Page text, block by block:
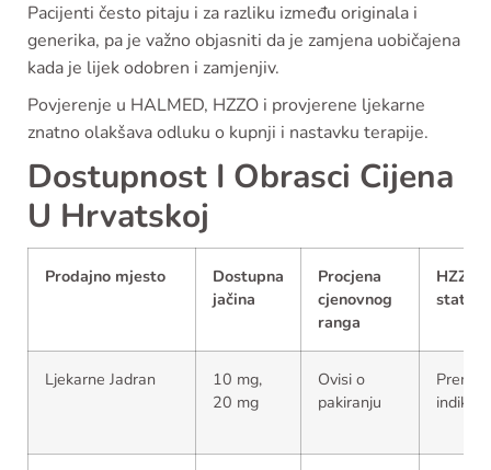
Pacijenti često pitaju i za razliku između originala i
generika, pa je važno objasniti da je zamjena uobičajena
kada je lijek odobren i zamjenjiv.
Povjerenje u HALMED, HZZO i provjerene ljekarne
znatno olakšava odluku o kupnji i nastavku terapije.
Dostupnost I Obrasci Cijena
U Hrvatskoj
Prodajno mjesto
Dostupna
jačina
Procjena
cjenovnog
ranga
HZZO
status
Ljekarne Jadran
10 mg,
20 mg
Ovisi o
pakiranju
Prema